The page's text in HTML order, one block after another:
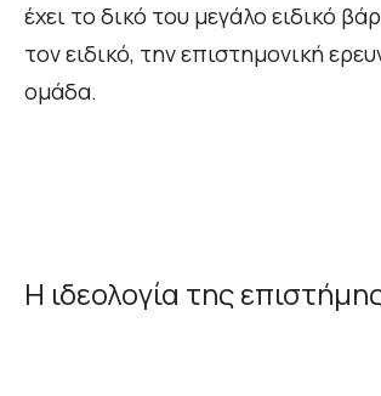
έχει το δικό του μεγάλο ειδικό
τον ειδικό, την επιστημονική
ομάδα.
Η ιδεολογία της